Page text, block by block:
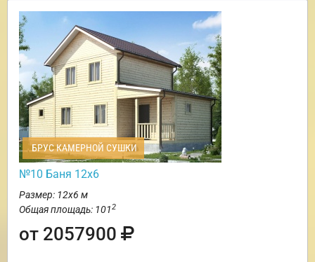
БРУС КАМЕРНОЙ СУШКИ
№10 Баня 12х6
Размер: 12х6 м
Общая площадь: 1012
от 2057900